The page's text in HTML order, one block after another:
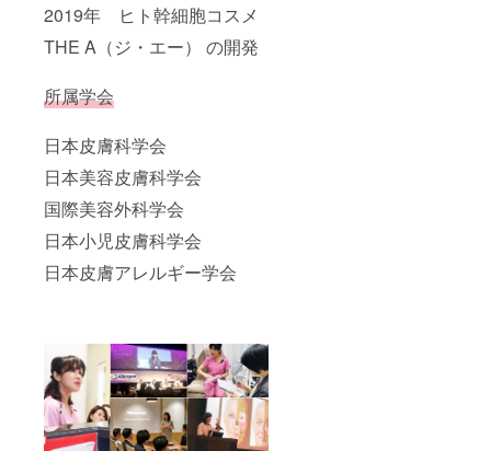
2019年 ヒト幹細胞コスメ
THE A（ジ・エー） の開発
所属学会
日本皮膚科学会
日本美容皮膚科学会
国際美容外科学会
日本小児皮膚科学会
日本皮膚アレルギー学会